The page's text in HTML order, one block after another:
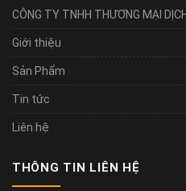
CÔNG TY TNHH THƯƠNG MẠI
Giới thiệu
Sản Phẩm
Tin tức
Liên hệ
THÔNG TIN LIÊN HỆ